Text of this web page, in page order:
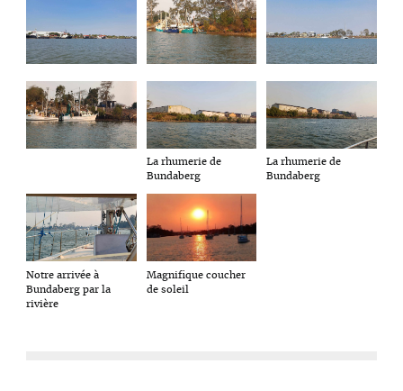
La rhumerie de
Bundaberg
La rhumerie de
Bundaberg
Notre arrivée à
Bundaberg par la
rivière
Magnifique coucher
de soleil